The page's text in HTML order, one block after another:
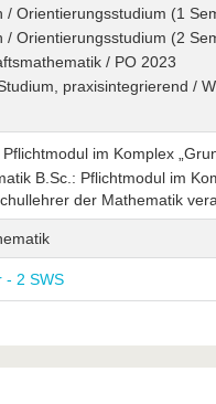
/ Orientierungsstudium (1
/ Orientierungsstudium (2
/ PO 2023
praxisintegrierend /
im Komplex
B.Sc.: Pflichtmodul im
der Mathematik
- 2 SWS